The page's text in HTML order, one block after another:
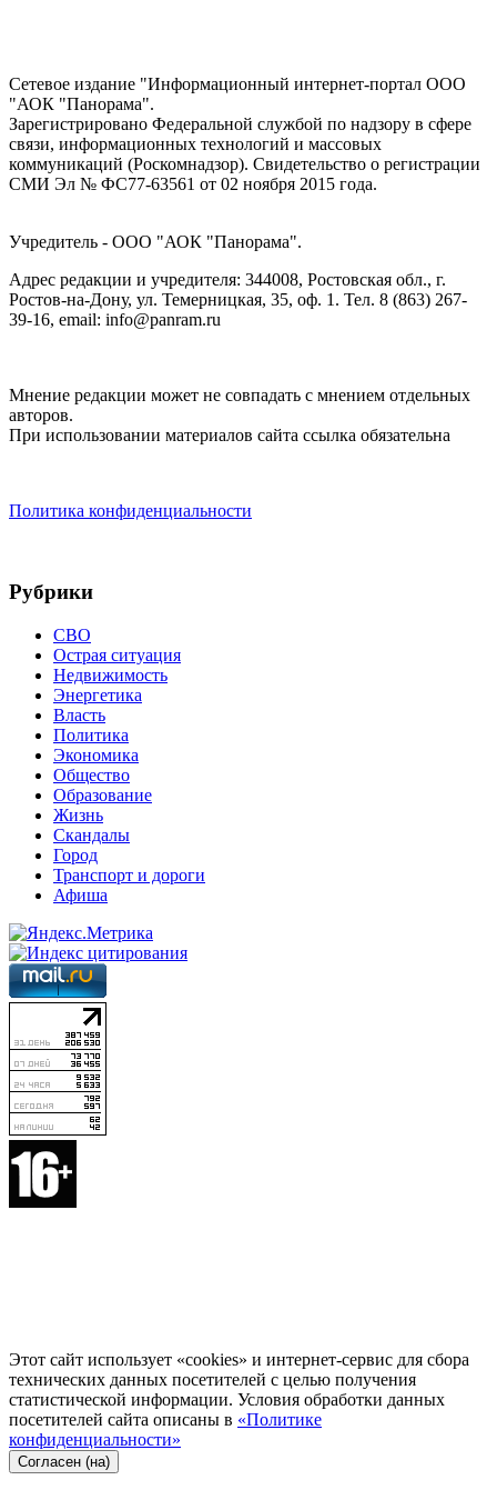
Сетевое издание "Информационный интернет-портал ООО
"АОК "Панорама".
Зарегистрировано Федеральной службой по надзору в сфере
связи, информационных технологий и массовых
коммуникаций (Роскомнадзор). Cвидетельство о регистрации
СМИ Эл № ФС77-63561 от 02 ноября 2015 года.
Учредитель - ООО "АОК "Панорама".
Адрес редакции и учредителя: 344008, Ростовская обл., г.
Ростов-на-Дону, ул. Темерницкая, 35, оф. 1. Тел. 8 (863) 267-
39-16, email: info@panram.ru
Мнение редакции может не совпадать с мнением отдельных
авторов.
При использовании материалов сайта ссылка обязательна
Политика конфиденциальности
Рубрики
СВО
Острая ситуация
Недвижимость
Энергетика
Власть
Политика
Экономика
Общество
Образование
Жизнь
Скандалы
Город
Транспорт и дороги
Афиша
Этот сайт использует «cookies» и интернет-сервис для сбора
технических данных посетителей с целью получения
статистической информации. Условия обработки данных
посетителей сайта описаны в «Политике
конфиденциальности»
Согласен (на)